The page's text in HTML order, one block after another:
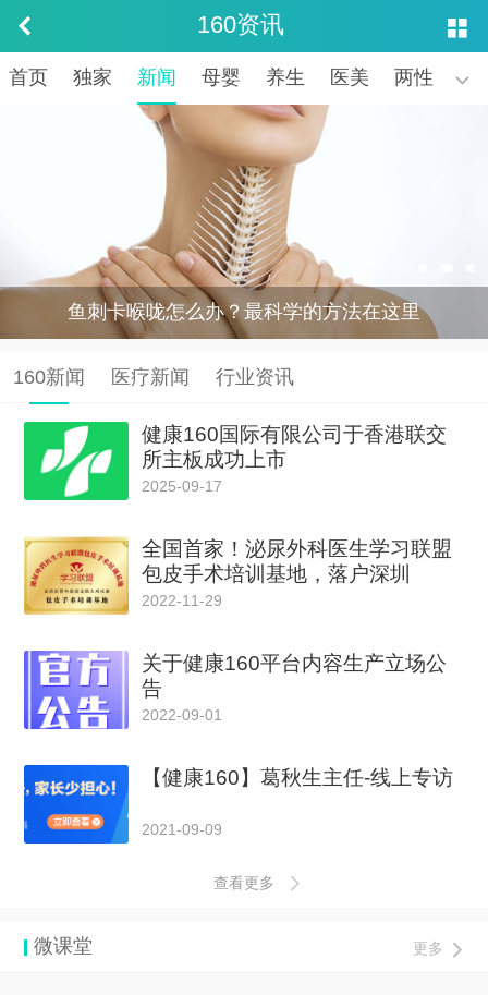
 
160资讯

首页 独家 新闻 母婴 养生 医美 两性 医
鱼刺卡喉咙怎么办？最科学的方法在这里
160新闻 医疗新闻 行业资讯
健康160国际有限公司于香港联交
所主板成功上市
2025-09-17
全国首家！泌尿外科医生学习联盟
包皮手术培训基地，落户深圳
2022-11-29
关于健康160平台内容生产立场公
告
2022-09-01
【健康160】葛秋生主任-线上专访
2021-09-09
查看更多

更多
微课堂